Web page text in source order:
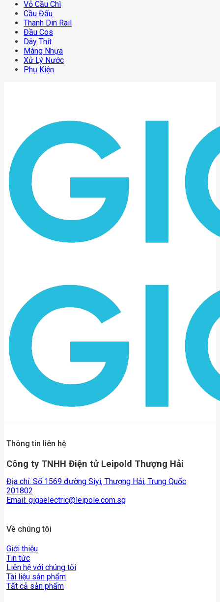
Vỏ Cầu Chì
Cầu Đấu
Thanh Din Rail
Đầu Cos
Dây Thít
Máng Nhựa
Xử Lý Nước
Phụ Kiện
Thông tin liên hệ
Công ty TNHH Điện tử Leipold Thượng Hải
Địa chỉ: Số 1569 đường Siyi, Thượng Hải, Trung Quốc
201802
Email: gigaelectric@leipole.com.sg
Về chúng tôi
Giới thiệu
Tin tức
Liên hệ với chúng tôi
Tài liệu sản phẩm
Tất cả sản phẩm